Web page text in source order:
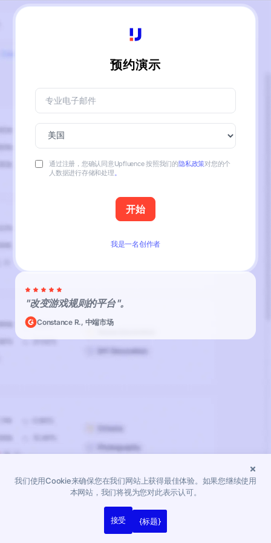
我们使用Cookie来确保您在我们网站上获得最佳体验。如果您继续使用
本网站，我们将视为您对此表示认可。
接受 {标题}
预约演示
通过注册，您确认同意Upfluence 按照我们的隐私政策对您的个
人数据进行存储和处理
我是一名创作者
"改变游戏规则的平台"。
Constance R., 中端市场